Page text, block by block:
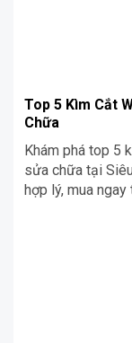
Top 5 Kìm Cắt
Chữa
Khám phá top 5
sửa chữa tại
hợp lý, mua